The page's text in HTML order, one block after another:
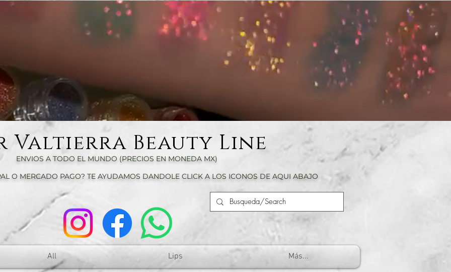
Valtierra Beauty Line
ENVIOS A TODO EL MUNDO (PRECIOS EN MONEDA MX)
O MERCADO PAGO? TE AYUDAMOS DANDOLE CLICK A LOS ICONOS DE AQUI ABAJO
All Lips Más...